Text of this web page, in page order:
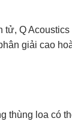
tử, Q Acoustics
giải cao
thùng loa có